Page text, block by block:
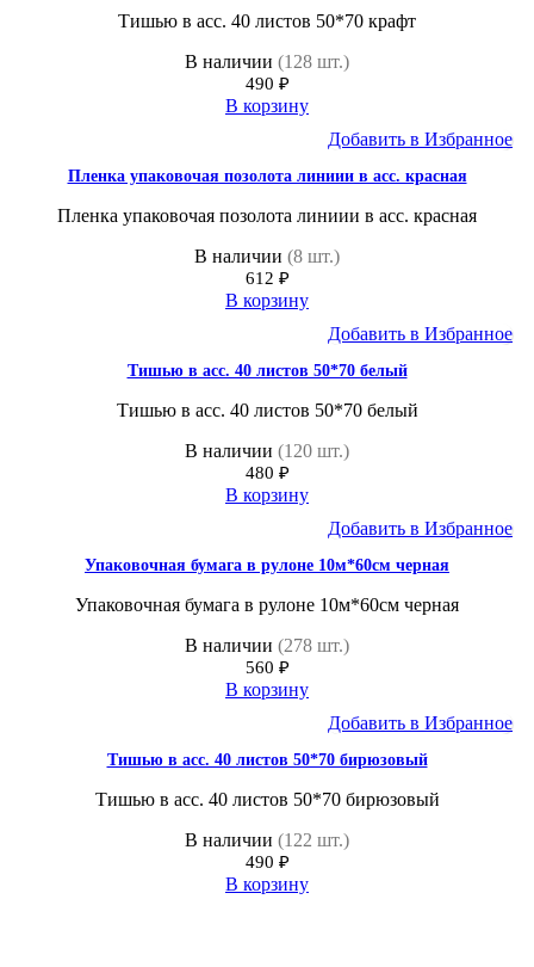
Тишью в асс. 40 листов 50*70 крафт
В наличии (128 шт.)
490 ₽
В корзину
Добавить в Избранное
Пленка упаковочая позолота линиии в асс. красная
Пленка упаковочая позолота линиии в асс. красная
В наличии (8 шт.)
612 ₽
В корзину
Добавить в Избранное
Тишью в асс. 40 листов 50*70 белый
Тишью в асс. 40 листов 50*70 белый
В наличии (120 шт.)
480 ₽
В корзину
Добавить в Избранное
Упаковочная бумага в рулоне 10м*60см черная
Упаковочная бумага в рулоне 10м*60см черная
В наличии (278 шт.)
560 ₽
В корзину
Добавить в Избранное
Тишью в асс. 40 листов 50*70 бирюзовый
Тишью в асс. 40 листов 50*70 бирюзовый
В наличии (122 шт.)
490 ₽
В корзину